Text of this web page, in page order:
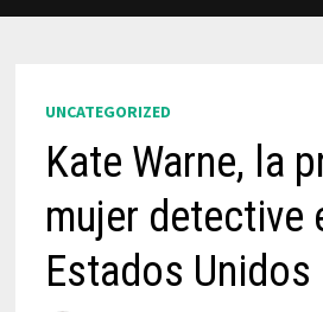
UNCATEGORIZED
Kate Warne, la
mujer detective
Estados Unidos